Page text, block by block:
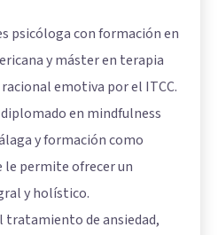
psicóloga con formación en
y máster en terapia
emotiva por el ITCC.
en mindfulness
y formación como
le permite ofrecer un
y holístico.
tratamiento de ansiedad,